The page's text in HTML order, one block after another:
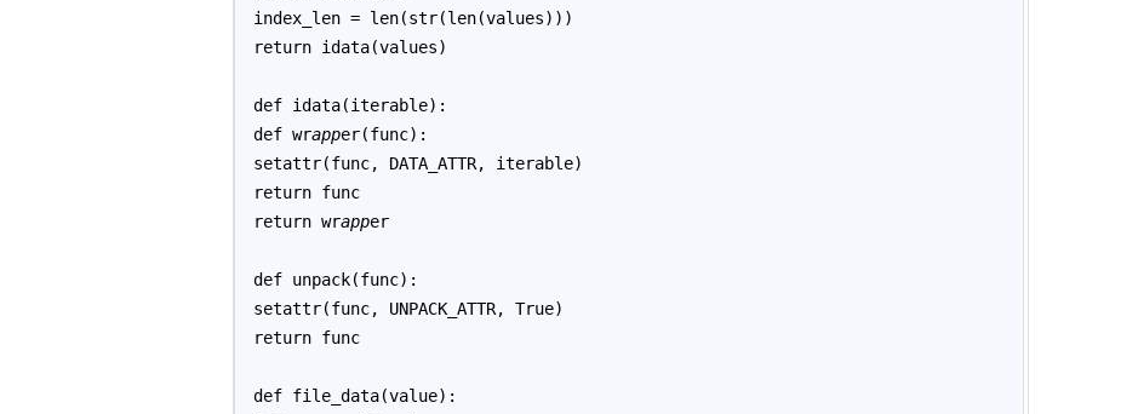
index_len = len(str(len(values)))
return idata(values)
def idata(iterable):
def wrapper(func):
setattr(func, DATA_ATTR, iterable)
return func
return wrapper
def unpack(func):
setattr(func, UNPACK_ATTR, True)
return func
def file_data(value):